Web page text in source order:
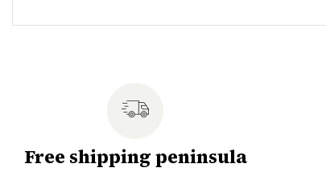
Free shipping peninsula